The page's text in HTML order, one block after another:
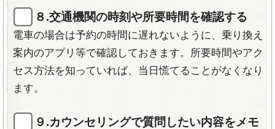
８.交通機関の時刻や所要時間を確認する
電車の場合は予約の時間に遅れないように、乗り換え
案内のアプリ等で確認しておきます。所要時間やアク
セス方法を知っていれば、当日慌てることがなくなり
ます。
９.カウンセリングで質問したい内容をメモ